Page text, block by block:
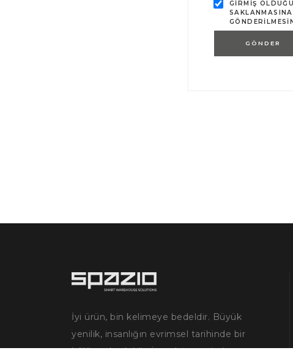
GIRMIŞ
GÖNDER
İyi ürün, bin kelimeye bedeldir. Büyük
yenilik, insanlığın evrimsel tarihinde bir
bölüme bedeldir. İnsanlığın evrimi